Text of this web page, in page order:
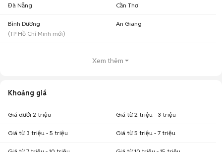
Đà Nẵng Cần Thơ
Bình Dương
(TP Hồ Chí Minh mới)
An Giang
Xem thêm
Khoảng giá
Giá dưới 2 triệu Giá từ 2 triệu - 3 triệu
Giá từ 3 triệu - 5 triệu Giá từ 5 triệu - 7 triệu